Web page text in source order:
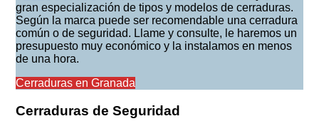
gran especialización de tipos y modelos de cerraduras.
Según la marca puede ser recomendable una cerradura
común o de seguridad. Llame y consulte, le haremos un
presupuesto muy económico y la instalamos en menos
de una hora.
Cerraduras en Granada
Cerraduras de Seguridad